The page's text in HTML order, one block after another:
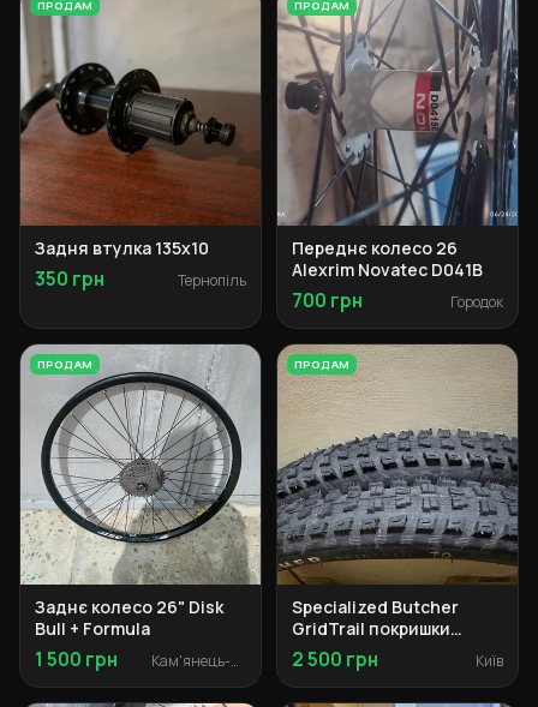
ПРОДАМ
Задня втулка 135x10
350 грн Тернопіль
ПРОДАМ
Переднє колесо 26
Alexrim Novatec D041B
700 грн Городок
ПРОДАМ
Заднє колесо 26" Disk
Bull + Formula
1 500 грн Кам'янець-Подільський
ПРОДАМ
Specialized Butcher
GridTrail покришки
29x2.3
2 500 грн Київ